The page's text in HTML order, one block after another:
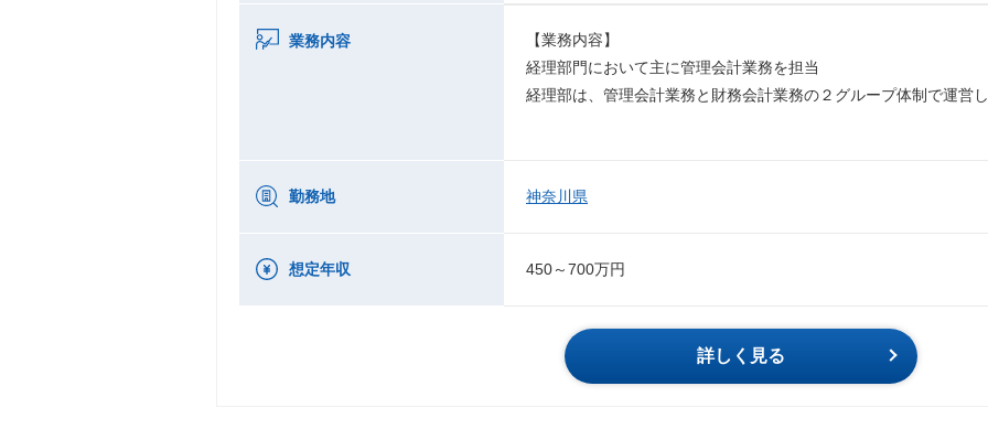
業務内容
【業務内容】
経理部門において主に管理会計業務を担当
経理部は、管理会計業務と財務会計業務の２グループ体制で運営
勤務地 神奈川県
想定年収 450～700万円
詳しく見る